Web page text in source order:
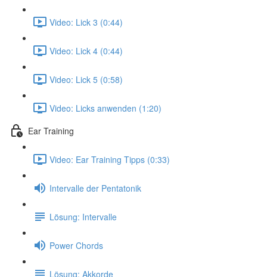
Video: Lick 3 (0:44)
Video: Lick 4 (0:44)
Video: Lick 5 (0:58)
Video: Licks anwenden (1:20)
Ear Training
Video: Ear Training Tipps (0:33)
Intervalle der Pentatonik
Lösung: Intervalle
Power Chords
Lösung: Akkorde